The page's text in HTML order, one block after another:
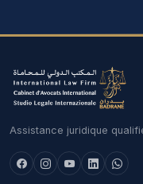
Assistance juridique